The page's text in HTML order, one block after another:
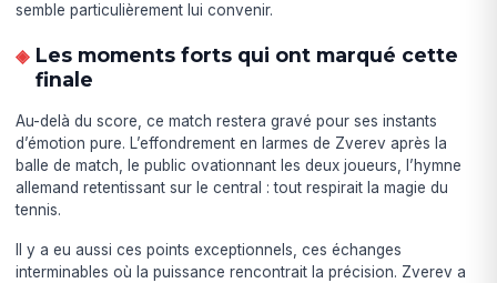
semble particulièrement lui convenir.
Les moments forts qui ont marqué cette
finale
Au-delà du score, ce match restera gravé pour ses instants
d’émotion pure. L’effondrement en larmes de Zverev après la
balle de match, le public ovationnant les deux joueurs, l’hymne
allemand retentissant sur le central : tout respirait la magie du
tennis.
Il y a eu aussi ces points exceptionnels, ces échanges
interminables où la puissance rencontrait la précision. Zverev a